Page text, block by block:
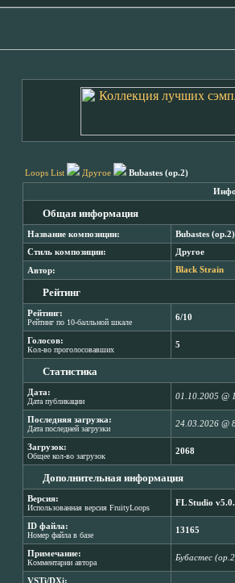
Loops List Другое Bubastes (op.2)
Общая информация
Название композиции: Bubastes (op.2)
Стиль композиции: Другое
Автор: Black Strain
Рейтинг
Рейтинг:
Рейтинг по 10-балльной шкале
6/10
Голосов:
Кол-во проголосовавших
5
Статистика
Дата:
Дата публикации
01.10.2005 @
Последняя загрузка:
Дата последней загрузки
24.03.2026 @
Загрузок:
Общее кол-во загрузок
2068
Дополнительная информация
Версия:
Использованная версия FruityLoops
FL Studio
ID файла:
Номер файла в базе
13165
Примечание:
Комментарии автора
Бубастес
VSTi/DXi: